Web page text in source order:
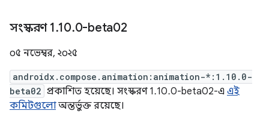
সংস্করণ 1.10.0-beta02
০৫ নভেম্বর, ২০২৫
androidx.compose.animation:animation-*:1.10.0-
beta02 প্রকাশিত হয়েছে। সংস্করণ 1.10.0-beta02-এ এই
কমিটগুলোঅন্তর্ভুক্ত রয়েছে।